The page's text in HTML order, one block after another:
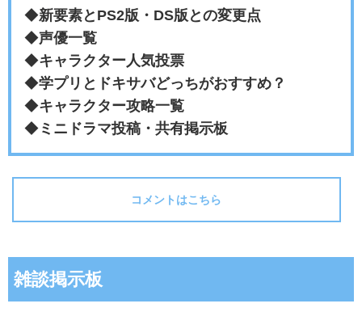
◆新要素とPS2版・DS版との変更点
◆声優一覧
◆キャラクター人気投票
◆学プリとドキサバどっちがおすすめ？
◆キャラクター攻略一覧
◆ ミニドラマ投稿・共有掲示板
コメントはこちら
雑談掲示板